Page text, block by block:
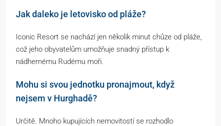
Jak daleko je letovisko od pláže?
Iconic Resort se nachází jen několik minut chůze od pláže,
což jeho obyvatelům umožňuje snadný přístup k
nádhernému Rudému moři.
Mohu si svou jednotku pronajmout, když
nejsem v Hurghadě?
Určitě. Mnoho kupujících nemovitostí se rozhodlo